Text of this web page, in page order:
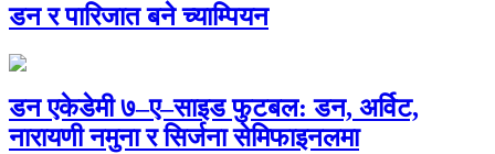
डन र पारिजात बने च्याम्पियन
डन एकेडेमी ७–ए–साइड फुटबल: डन, अर्विट,
नारायणी नमुना र सिर्जना सेमिफाइनलमा